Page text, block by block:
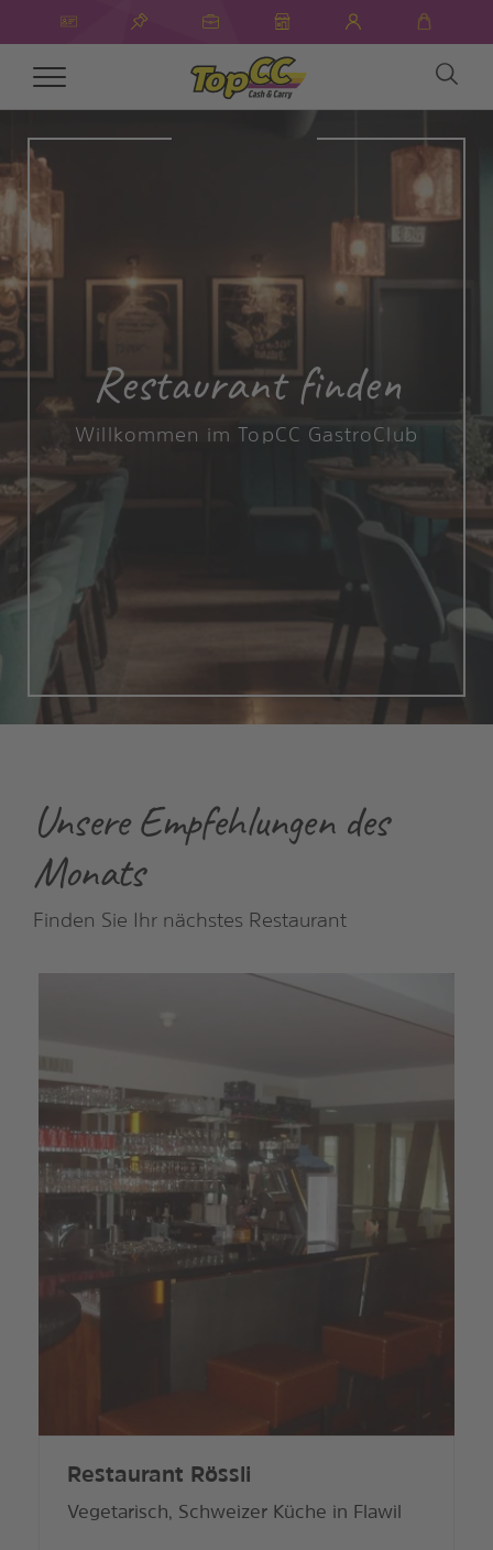
Toggle
Restaurant finden
Willkommen im TopCC GastroClub
Unsere Empfehlungen des
Monats
Finden Sie Ihr nächstes Restaurant
Restaurant Rössli
Vegetarisch, Schweizer Küche in Flawil